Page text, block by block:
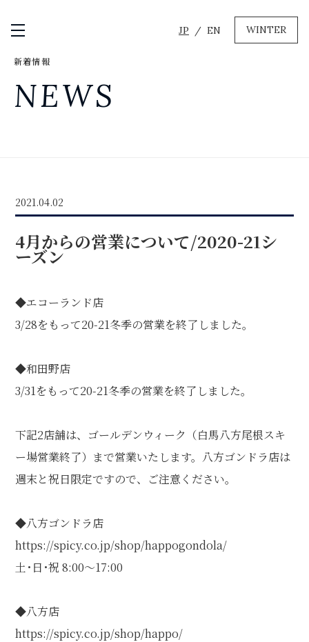
メニュー開閉 JP EN WINTER
GREEN
WINTER
販売・その他サービス
店舗
お問い合わせ
個人情報保護方針 特定商取引に関する表示 リンク
新着情報
NEWS
2021.04.02
4月からの営業について/2020-21シ
ーズン
◆エコーランド店
3/28をもって20-21冬季の営業を終了しました。
◆和田野店
3/31をもって20-21冬季の営業を終了しました。
下記2店舗は、ゴールデンウィーク（白馬八方尾根スキ
ー場営業終了）まで営業いたします。八方ゴンドラ店は
週末と祝日限定ですので、ご注意ください。
◆八方ゴンドラ店
https://spicy.co.jp/shop/happogondola/
土･日･祝 8:00～17:00
◆八方店
https://spicy.co.jp/shop/happo/